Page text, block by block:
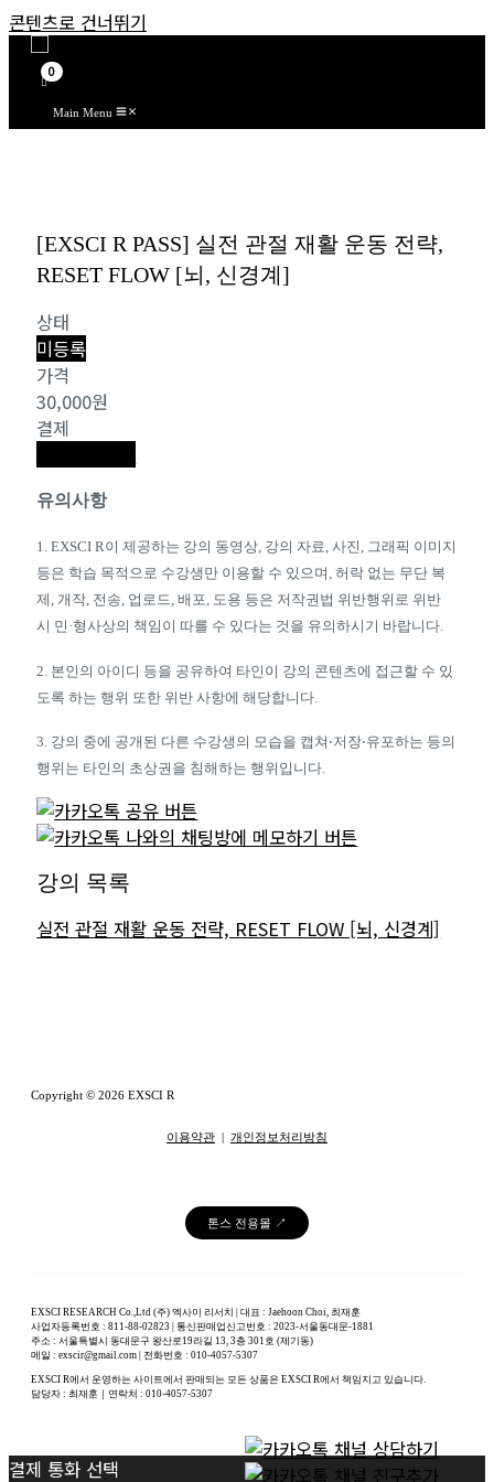
콘텐츠로 건너뛰기
Main Menu
[EXSCI R PASS] 실전 관절 재활 운동 전략,
RESET FLOW [뇌, 신경계]
상태
미등록
가격
30,000원
결제
유의사항
1. EXSCI R이 제공하는 강의 동영상, 강의 자료, 사진, 그래픽 이미지
등은 학습 목적으로 수강생만 이용할 수 있으며, 허락 없는 무단 복
제, 개작, 전송, 업로드, 배포, 도용 등은 저작권법 위반행위로 위반
시 민·형사상의 책임이 따를 수 있다는 것을 유의하시기 바랍니다.
2. 본인의 아이디 등을 공유하여 타인이 강의 콘텐츠에 접근할 수 있
도록 하는 행위 또한 위반 사항에 해당합니다.
3. 강의 중에 공개된 다른 수강생의 모습을 캡쳐‧저장‧유포하는 등의
행위는 타인의 초상권을 침해하는 행위입니다.
강의 목록
실전 관절 재활 운동 전략, RESET FLOW [뇌, 신경계]
Copyright © 2026 EXSCI R
이용약관 개인정보처리방침
톤스 전용몰 ↗
EXSCI RESEARCH Co.,Ltd (주) 엑사이 리서치 | 대표 : Jaehoon Choi, 최재훈
사업자등록번호 : 811-88-02823 | 통신판매업신고번호 : 2023-서울동대문-1881
주소 : 서울특별시 동대문구 왕산로19라길 13, 3층 301호 (제기동)
메일 : exscir@gmail.com | 전화번호 : 010-4057-5307
EXSCI R에서 운영하는 사이트에서 판매되는 모든 상품은 EXSCI R에서 책임지고 있습니다.
담당자 : 최재훈｜연락처 : 010-4057-5307
결제 통화 선택